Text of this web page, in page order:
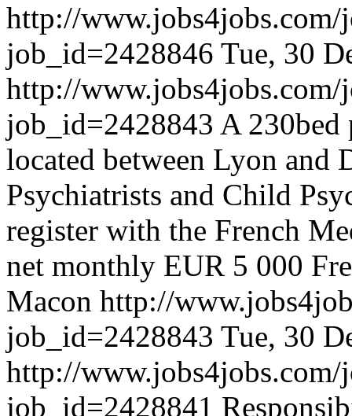
http://www.jobs4jobs.com/
job_id=2428846 Tue, 30
http://www.jobs4jobs.com/
job_id=2428843 A
located between Lyon and
Psychiatrists and Child
register with the French
net monthly EUR 5 000
Macon http://
job_id=2428843 Tue, 30
http://www.jobs4jobs.com/
job_id=2428841